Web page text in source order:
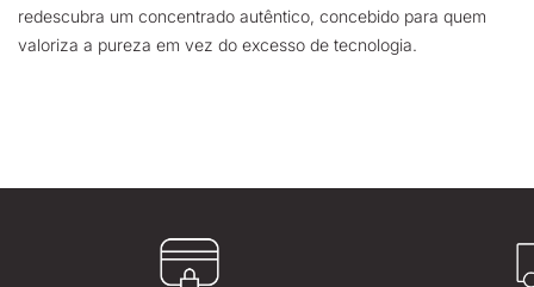
redescubra um concentrado autêntico, concebido para quem
valoriza a pureza em vez do excesso de tecnologia.